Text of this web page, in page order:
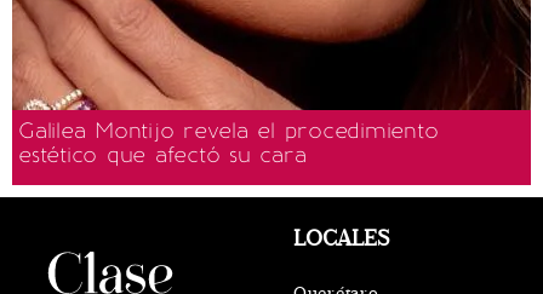
Galilea Montijo revela el procedimiento
estético que afectó su cara
LOCALES